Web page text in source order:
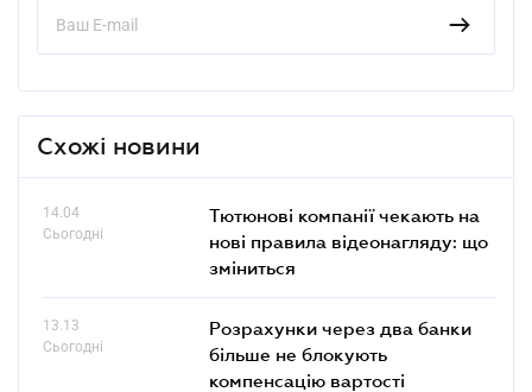
Схожі новини
14.04
Сьогодні
Тютюнові компанії чекають на
нові правила відеонагляду: що
зміниться
13.13
Сьогодні
Розрахунки через два банки
більше не блокують
компенсацію вартості